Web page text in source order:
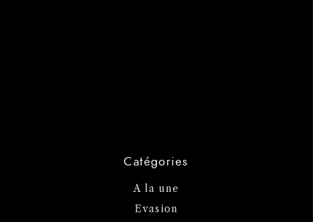
Catégories
A la une
Evasion